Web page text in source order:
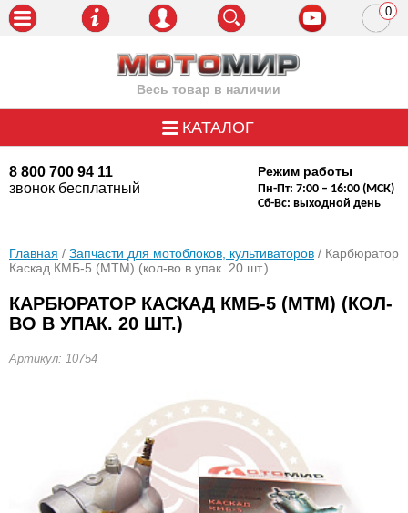
Весь товар в наличии
8 800 700 94 11
звонок бесплатный
Режим работы
Пн-Пт: 7:00 – 16:00 (МСК)
Сб-Вс: выходной день
0
КАТАЛОГ
Главная / Запчасти для мотоблоков, культиваторов / Карбюратор
Каскад КМБ-5 (МТМ) (кол-во в упак. 20 шт.)
КАРБЮРАТОР КАСКАД КМБ-5 (МТМ) (КОЛ-
ВО В УПАК. 20 ШТ.)
Артикул: 10754